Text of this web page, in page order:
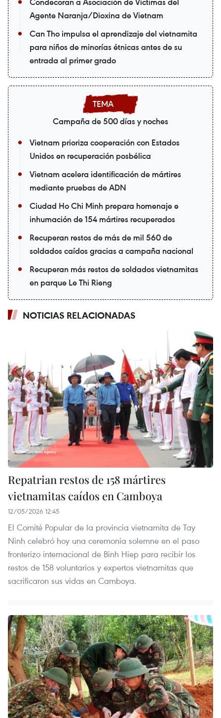
Agente Naranja/Dioxina de Vietnam
Can Tho impulsa el aprendizaje del vietnamita
para niños de minorías étnicas antes de su
entrada al primer grado
Campaña de 500 días y noches
Vietnam prioriza cooperación con Estados
Unidos en recuperación posbélica
Vietnam acelera identificación de mártires
mediante pruebas de ADN
Ciudad Ho Chi Minh prepara homenaje e
inhumación de 154 mártires recuperados
Recuperan restos de más de mil 560 de
soldados caídos gracias a campaña nacional
Recuperan más restos de soldados vietnamitas
en parque Le Thi Rieng
NOTICIAS RELACIONADAS
Repatrian restos de 158 mártires
vietnamitas caídos en Camboya
12/05/2026 12:45
El Comité Popular de la provincia vietnamita de Tay
Ninh celebró hoy una ceremonia solemne en el paso
fronterizo internacional de Binh Hiep para recibir los
restos de 158 voluntarios y expertos vietnamitas que
sacrificaron sus vidas en Camboya.